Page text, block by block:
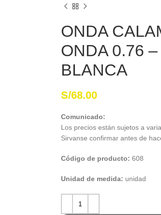
ONDA
ONDA 0.76
BLANCA
S/68.00
Comunicado:
Los precios están sujetos a
Sirvanse confirmar antes de
Código de producto: 608
Unidad de medida: unidad